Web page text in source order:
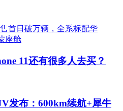
11还有很多人去买？
发布：600km续航+犀牛